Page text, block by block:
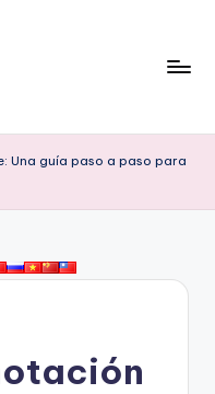
Una guía paso a paso para